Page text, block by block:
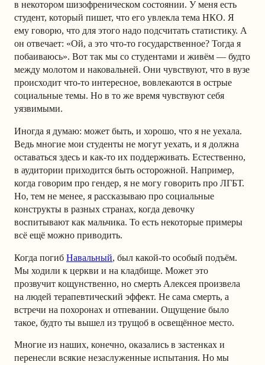
в некотором шизофреническом состоянии. У меня есть
студент, который пишет, что его увлекла тема НКО. Я
ему говорю, что для этого надо подсчитать статистику. А
он отвечает: «Ой, а это что-то государственное? Тогда я
побаиваюсь». Вот так мы со студентами и живём — будто
между молотом и наковальней. Они чувствуют, что в вузе
происходит что-то интересное, вовлекаются в острые
социальные темы. Но в то же время чувствуют себя
уязвимыми.
Иногда я думаю: может быть, и хорошо, что я не уехала.
Ведь многие мои студенты не могут уехать, и я должна
оставаться здесь и как-то их поддерживать. Естественно,
в аудитории приходится быть осторожной. Например,
когда говорим про гендер, я не могу говорить про ЛГБТ.
Но, тем не менее, я рассказываю про социальные
конструкты в разных странах, когда девочку
воспитывают как мальчика. То есть некоторые примеры
всё ещё можно приводить.
Когда погиб Навальный, был какой-то особый подъём.
Мы ходили к церкви и на кладбище. Может это
прозвучит кощунственно, но смерть Алексея произвела
на людей терапевтический эффект. Не сама смерть, а
встречи на похоронах и отпевании. Ощущение было
такое, будто ты вышел из трущоб в освещённое место.
Многие из наших, конечно, оказались в застенках и
перенесли всякие незаслуженные испытания. Но мы